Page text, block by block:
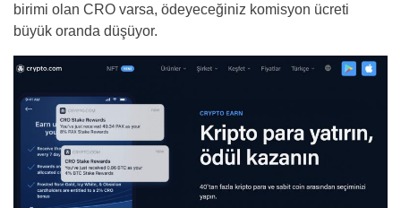
birimi olan CRO varsa, ödeyeceğiniz komisyon ücreti
büyük oranda düşüyor.